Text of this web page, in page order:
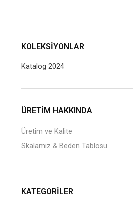
KOLEKSIYONLAR
Katalog 2024
ÜRETİM HAKKINDA
Üretim ve Kalite
Skalamız & Beden Tablosu
KATEGORILER